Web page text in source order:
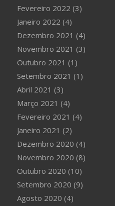
Fevereiro 2022 (3)
Janeiro 2022 (4)
Dezembro 2021 (4)
Novembro 2021 (3)
Outubro 2021 (1)
Setembro 2021 (1)
Abril 2021 (3)
Março 2021 (4)
Fevereiro 2021 (4)
Janeiro 2021 (2)
Dezembro 2020 (4)
Novembro 2020 (8)
Outubro 2020 (10)
Setembro 2020 (9)
Agosto 2020 (4)